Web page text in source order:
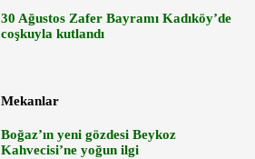
30 Ağustos Zafer Bayramı Kadıköy’de
coşkuyla kutlandı
Mekanlar
Boğaz’ın yeni gözdesi Beykoz
Kahvecisi’ne yoğun ilgi